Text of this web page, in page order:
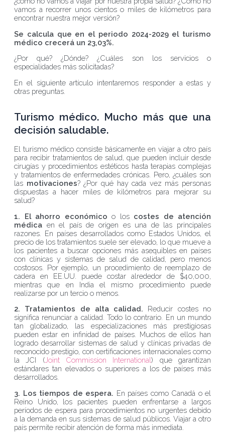
vamos a recorrer unos cientos o miles de kilómetros para
encontrar nuestra mejor versión?
Se calcula que en el periodo 2024-2029 el turismo
médico crecerá un 23,03%.
¿Por qué? ¿Dónde? ¿Cuáles son los servicios o
especialidades más solicitadas?
En el siguiente artículo intentaremos responder a estas y
otras preguntas.
Turismo médico. Mucho más que una
decisión saludable.
El turismo médico consiste básicamente en viajar a otro país
para recibir tratamientos de salud, que pueden incluir desde
cirugías y procedimientos estéticos hasta terapias complejas
y tratamientos de enfermedades crónicas. Pero, ¿cuáles son
las motivaciones? ¿Por qué hay cada vez más personas
dispuestas a hacer miles de kilómetros para mejorar su
salud?
1. El ahorro económico o los costes de atención
médica en el país de origen es una de las principales
razones. En países desarrollados como Estados Unidos, el
precio de los tratamientos suele ser elevado, lo que mueve a
los pacientes a buscar opciones más asequibles en países
con clínicas y sistemas de salud de calidad, pero menos
costosos. Por ejemplo, un procedimiento de reemplazo de
cadera en EE.UU. puede costar alrededor de $40,000,
mientras que en India el mismo procedimiento puede
realizarse por un tercio o menos.
2. Tratamientos de alta calidad. Reducir costes no
significa renunciar a calidad. Todo lo contrario. En un mundo
tan globalizado, las especializaciones más prestigiosas
pueden estar en infinidad de países. Muchos de ellos han
logrado desarrollar sistemas de salud y clínicas privadas de
reconocido prestigio, con certificaciones internacionales como
la JCI (Joint Commission International) que garantizan
estándares tan elevados o superiores a los de países más
desarrollados.
3. Los tiempos de espera. En países como Canadá o el
Reino Unido, los pacientes pueden enfrentarse a largos
períodos de espera para procedimientos no urgentes debido
a la demanda en sus sistemas de salud públicos. Viajar a otro
país permite recibir atención de forma más inmediata.